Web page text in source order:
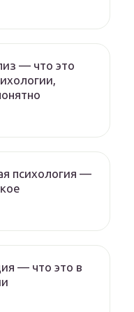
— что это
психология —
— что это в